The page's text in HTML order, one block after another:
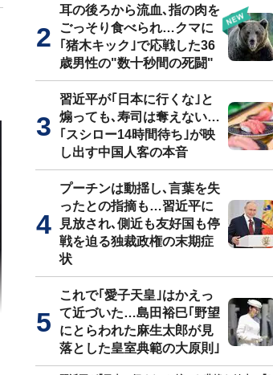
耳の後ろから流血､指の肉を
ごっそり食べられ…クマに
｢猪木キック｣で応戦した36
歳男性の"数十秒間の死闘"
習近平が｢日本に行くな｣と
煽っても､寿司は奪えない…
｢スシロー14時間待ち｣が映
し出す中国人客の本音
プーチンは動揺し､言葉を失
ったとの指摘も…習近平に
見放され､側近も友好国も停
戦を迫る独裁政権の末期症
状
これで｢愛子天皇｣はかえっ
て近づいた…島田裕巳｢野望
にとらわれた麻生太郎が見
落とした皇室典範の大原則｣